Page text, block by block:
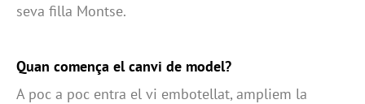
seva filla Montse.
Quan comença el canvi de model?
A poc a poc entra el vi embotellat, ampliem la